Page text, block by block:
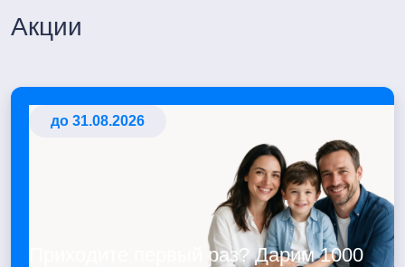
Акции
до 31.08.2026
Приходите первый раз? Дарим 1000